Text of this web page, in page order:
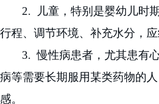
2.
儿童，特别是婴幼儿时
行程、调节环境、补充水分，应
3. 慢性病患者，尤其患有
病等需要长期服用某类药物的
感。